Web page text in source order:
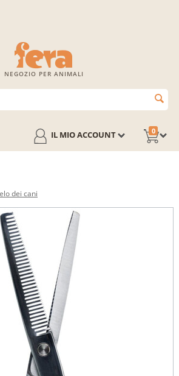
NEGOZIO PER ANIMALI
0
IL MIO ACCOUNT
dei cani